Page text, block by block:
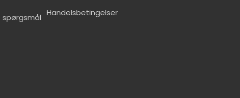
spørgsmål Handelsbetingelser